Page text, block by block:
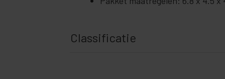
Classificatie